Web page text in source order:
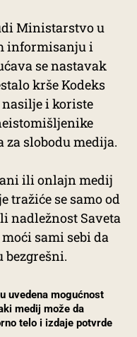
Ministarstvo u
informisanju i
se nastavak
krše Kodeks
i koriste
za slobodu medija.
ili onlajn medij
tražiće se samo od
nadležnost Saveta
sami sebi da
bezgrešni.
uvedena mogućnost
medij može da
telo i izdaje potvrde